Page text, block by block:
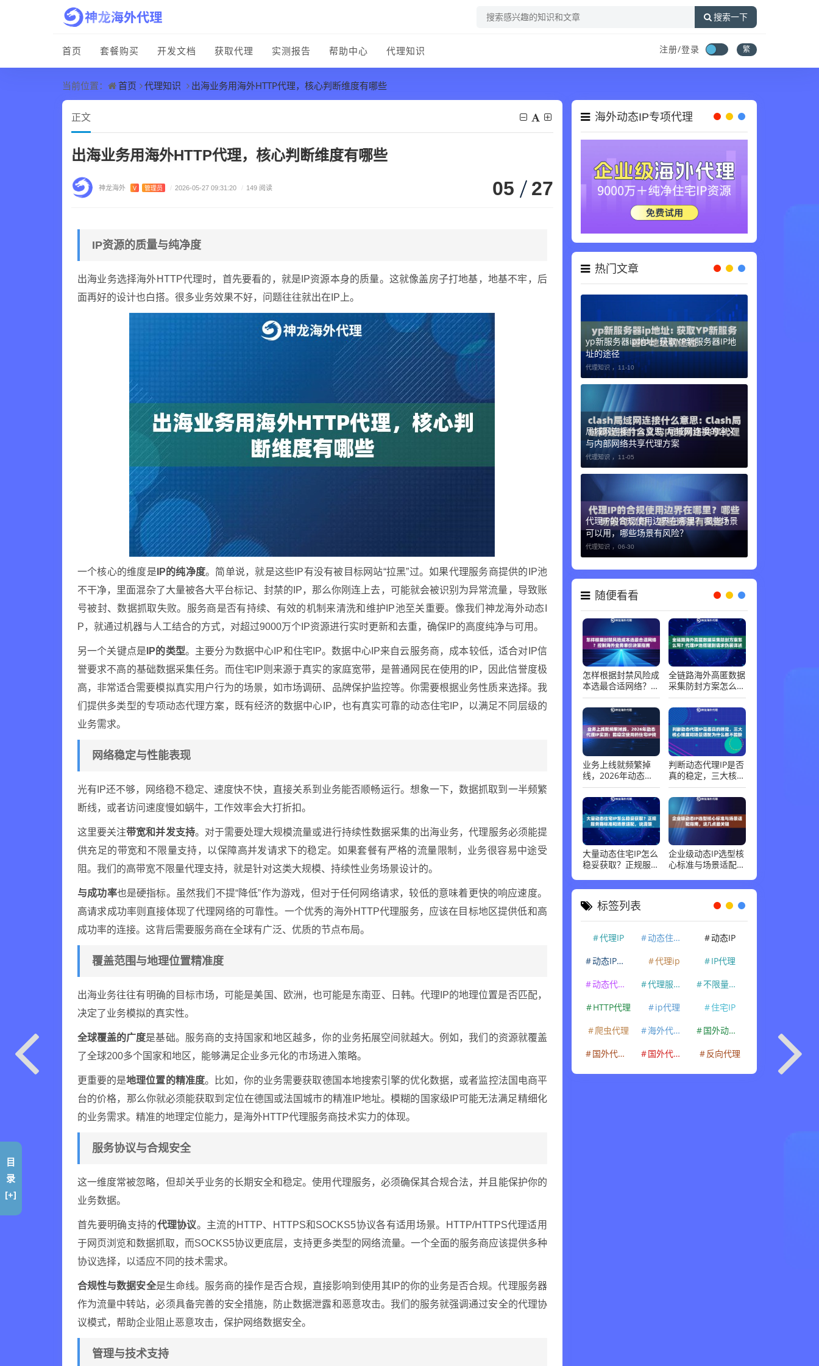
搜索一下
首页 套餐购买 开发文档 获取代理 实测报告 帮助中心 代理知识 注册/登录 繁
当前位置： 首页 代理知识 出海业务用海外HTTP代理，核心判断维度有哪些
正文
出海业务用海外HTTP代理，核心判断维度有哪些
神龙海外 V 管理员 / 2026-05-27 09:31:20 / 149 阅读 05 27
IP资源的质量与纯净度
出海业务选择海外HTTP代理时，首先要看的，就是IP资源本身的质量。这就像盖房子打地基，地基不牢，后
面再好的设计也白搭。很多业务效果不好，问题往往就出在IP上。
一个核心的维度是 IP的纯净度。简单说，就是这些IP有没有被目标网站“拉黑”过。如果代理服务商提供的IP池
不干净，里面混杂了大量被各大平台标记、封禁的IP，那么你刚连上去，可能就会被识别为异常流量，导致账
号被封、数据抓取失败。服务商是否有持续、有效的机制来清洗和维护IP池至关重要。像我们神龙海外动态I
P，就通过机器与人工结合的方式，对超过9000万个IP资源进行实时更新和去重，确保IP的高度纯净与可用。
另一个关键点是 IP的类型。主要分为数据中心IP和住宅IP。数据中心IP来自云服务商，成本较低，适合对IP信
誉要求不高的基础数据采集任务。而住宅IP则来源于真实的家庭宽带，是普通网民在使用的IP，因此信誉度极
高，非常适合需要模拟真实用户行为的场景，如市场调研、品牌保护监控等。你需要根据业务性质来选择。我
们提供多类型的专项动态代理方案，既有经济的数据中心IP，也有真实可靠的动态住宅IP，以满足不同层级的
业务需求。
网络稳定与性能表现
光有IP还不够，网络稳不稳定、速度快不快，直接关系到业务能否顺畅运行。想象一下，数据抓取到一半频繁
断线，或者访问速度慢如蜗牛，工作效率会大打折扣。
这里要关注带宽和并发支持。对于需要处理大规模流量或进行持续性数据采集的出海业务，代理服务必须能提
供充足的带宽和不限量支持，以保障高并发请求下的稳定。如果套餐有严格的流量限制，业务很容易中途受
阻。我们的高带宽不限量代理支持，就是针对这类大规模、持续性业务场景设计的。
与成功率也是硬指标。虽然我们不提“降低”作为游戏，但对于任何网络请求，较低的意味着更快的响应速度。
高请求成功率则直接体现了代理网络的可靠性。一个优秀的海外HTTP代理服务，应该在目标地区提供低和高
成功率的连接。这背后需要服务商在全球有广泛、优质的节点布局。
覆盖范围与地理位置精准度
出海业务往往有明确的目标市场，可能是美国、欧洲，也可能是东南亚、日韩。代理IP的地理位置是否匹配，
决定了业务模拟的真实性。
全球覆盖的广度是基础。服务商的支持国家和地区越多，你的业务拓展空间就越大。例如，我们的资源就覆盖
了全球200多个国家和地区，能够满足企业多元化的市场进入策略。
更重要的是地理位置的精准度。比如，你的业务需要获取德国本地搜索引擎的优化数据，或者监控法国电商平
台的价格，那么你就必须能获取到定位在德国或法国城市的精准IP地址。模糊的国家级IP可能无法满足精细化
的业务需求。精准的地理定位能力，是海外HTTP代理服务商技术实力的体现。
服务协议与合规安全
这一维度常被忽略，但却关乎业务的长期安全和稳定。使用代理服务，必须确保其合规合法，并且能保护你的
业务数据。
首先要明确支持的代理协议。主流的HTTP、HTTPS和SOCKS5协议各有适用场景。HTTP/HTTPS代理适用
于网页浏览和数据抓取，而SOCKS5协议更底层，支持更多类型的网络流量。一个全面的服务商应该提供多种
协议选择，以适应不同的技术需求。
合规性与数据安全是生命线。服务商的操作是否合规，直接影响到使用其IP的你的业务是否合规。代理服务器
作为流量中转站，必须具备完善的安全措施，防止数据泄露和恶意攻击。我们的服务就强调通过安全的代理协
议模式，帮助企业阻止恶意攻击，保护网络数据安全。
管理与技术支持
海外动态IP专项代理
热门文章
yp新服务器ip地址: 获取YP新服务器IP地
址的途径
代理知识 ， 11-10
局域网连接什么意思: 局域网连接的含义
与内部网络共享代理方案
代理知识 ， 11-05
代理IP的合规使用边界在哪里？哪些场景
可以用，哪些场景有风险？
代理知识 ， 06-30
随便看看
怎样根据封禁风险成
本选最合适网络？控
制海外业务单价决策
指南
全链路海外高匿数据
采集防封方案怎么
写？代理IP池搭建到
请求伪装详述
业务上线就频繁掉
线，2026年动态代
理IP实测：能稳定使
用的住宅IP找到了
判断动态代理IP是否
真的稳定，三大核心
维度和场景适配为什
么都不能缺
大量动态住宅IP怎么
稳妥获取？正规服务
说清楚
企业级动态IP选型核
心标准与场景适配指
标签列表
代理IP 动态住宅IP
动态IP
动态IP代理
代理ip
IP代理
动态代理IP
代理服务器
不限量代理IP
HTTP代理
ip代理
住宅IP
爬虫代理
海外代理ip
国外动态IP
国外代理IP
国外代理ip 反向代理
目
录
[+]